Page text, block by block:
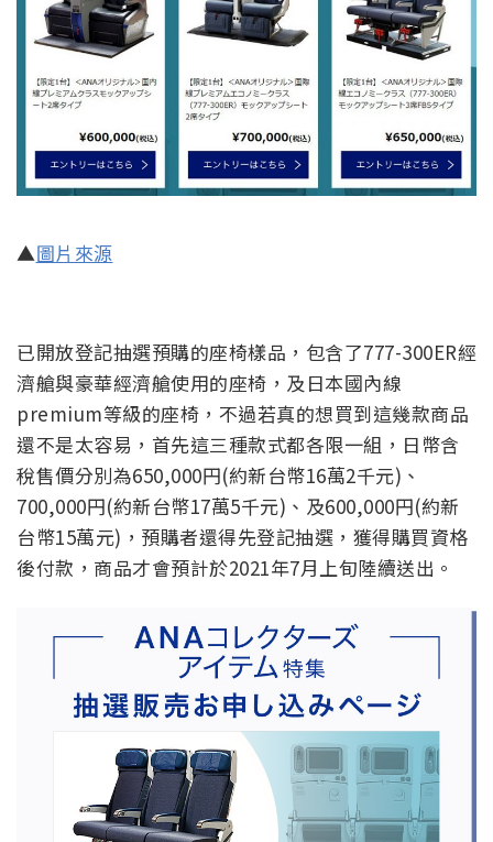
▲圖片來源
已開放登記抽選預購的座椅樣品，包含了777-300ER經
濟艙與豪華經濟艙使用的座椅，及日本國內線
premium等級的座椅，不過若真的想買到這幾款商品
還不是太容易，首先這三種款式都各限一組，日幣含
稅售價分別為650,000円(約新台幣16萬2千元)、
700,000円(約新台幣17萬5千元)、及600,000円(約新
台幣15萬元)，預購者還得先登記抽選，獲得購買資格
後付款，商品才會預計於2021年7月上旬陸續送出。